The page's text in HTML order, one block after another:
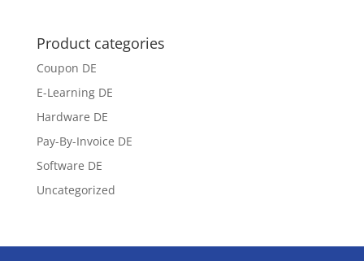
Product categories
Coupon DE
E-Learning DE
Hardware DE
Pay-By-Invoice DE
Software DE
Uncategorized